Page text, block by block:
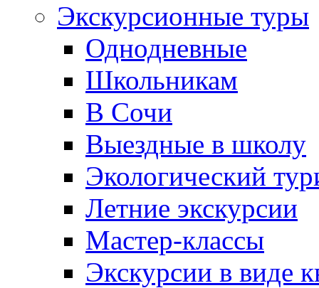
Экскурсионные туры
Однодневные
Школьникам
В Сочи
Выездные в школу
Экологический
Летние экскурсии
Мастер-классы
Экскурсии в виде